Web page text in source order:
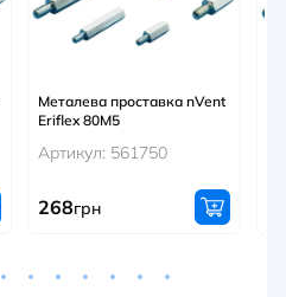
Металева проставка nVent
Eriflex 80М5
Артикул: 561750
268грн